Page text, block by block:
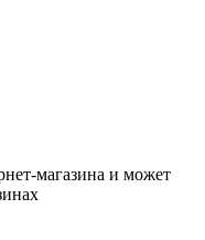
магазина и может